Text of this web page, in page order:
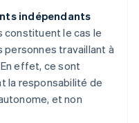
indépendants
le cas le
personnes travaillant à
effet, ce sont
la responsabilité de
et non